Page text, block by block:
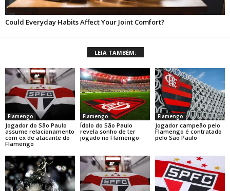
LEIA TAMBÉM:
Flamengo
Jogador do São Paulo
assume relacionamento
com ex de atacante do
Flamengo
Flamengo
Ídolo do São Paulo
revela sonho de ter
jogado no Flamengo
Flamengo
Jogador campeão pelo
Flamengo é contratado
pelo São Paulo